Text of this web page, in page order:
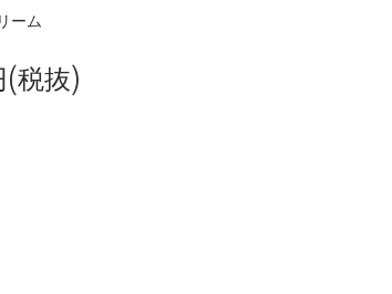
ーム
税抜)